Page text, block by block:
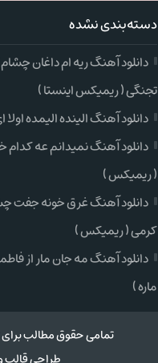
دسته‌بندی نشده
دانلود آهنگ ریه ام داغان
تجنگی ( ریمیکس اینستا )
دانلود آهنگ الینده الیمده
دانلود آهنگ نمیدانم عه کدام
( ریمیکس )
دانلود آهنگ غرق خونه جفت
کرمی ( ریمیکس )
دانلود آهنگ مه جان مار از
ماره )
تمامی حقوق مطالب برای apamusic محفوظ است
طراحی